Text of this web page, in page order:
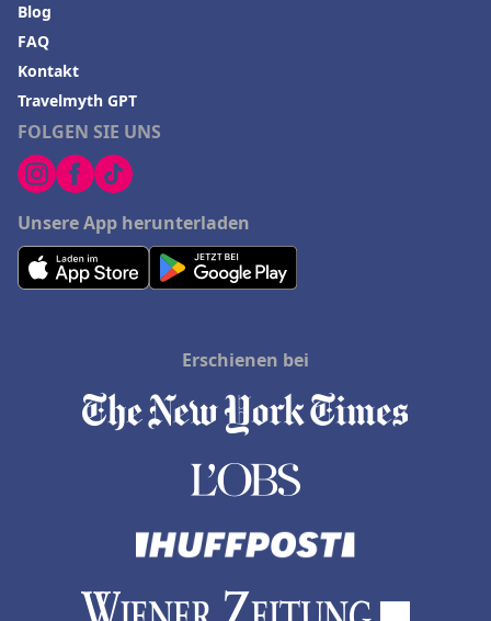
FOLGEN SIE UNS
Unsere App herunterladen
Blog
FAQ
Kontakt
Travelmyth GPT
Erschienen bei